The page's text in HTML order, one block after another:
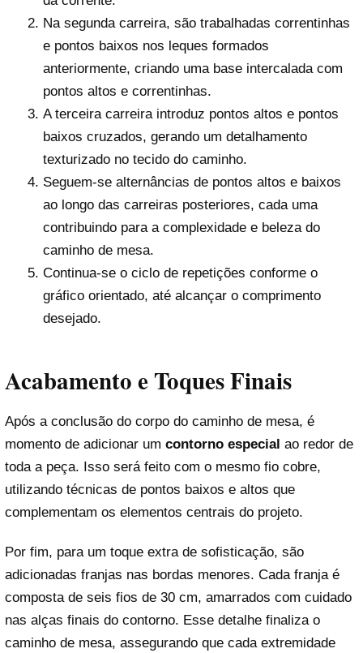
Na segunda carreira, são trabalhadas correntinhas
e pontos baixos nos leques formados
anteriormente, criando uma base intercalada com
pontos altos e correntinhas.
A terceira carreira introduz pontos altos e pontos
baixos cruzados, gerando um detalhamento
texturizado no tecido do caminho.
Seguem-se alternâncias de pontos altos e baixos
ao longo das carreiras posteriores, cada uma
contribuindo para a complexidade e beleza do
caminho de mesa.
Continua-se o ciclo de repetições conforme o
gráfico orientado, até alcançar o comprimento
desejado.
Acabamento e Toques Finais
Após a conclusão do corpo do caminho de mesa, é
momento de adicionar um contorno especial ao redor de
toda a peça. Isso será feito com o mesmo fio cobre,
utilizando técnicas de pontos baixos e altos que
complementam os elementos centrais do projeto.
Por fim, para um toque extra de sofisticação, são
adicionadas franjas nas bordas menores. Cada franja é
composta de seis fios de 30 cm, amarrados com cuidado
nas alças finais do contorno. Esse detalhe finaliza o
caminho de mesa, assegurando que cada extremidade